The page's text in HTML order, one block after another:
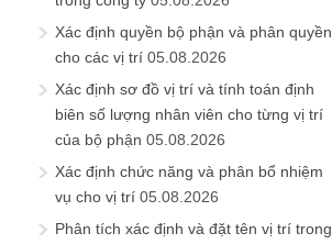
Xác định quyền bộ phận và phân quyền
cho các vị trí 05.08.2026
Xác định sơ đồ vị trí và tính toán định
biên số lượng nhân viên cho từng vị trí
của bộ phận 05.08.2026
Xác định chức năng và phân bổ nhiệm
vụ cho vị trí 05.08.2026
Phân tích xác định và đặt tên vị trí trong